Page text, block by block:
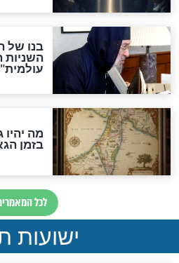
האם לאחר
אפשר לחזור
לכל המאמרים